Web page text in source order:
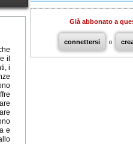
il
i
e
Già abbonato a
connettersi o